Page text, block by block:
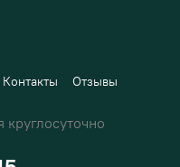
Контакты Отзывы